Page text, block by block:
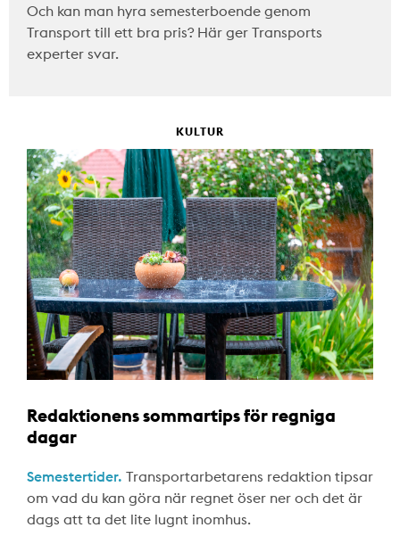
Och kan man hyra semesterboende genom
Transport till ett bra pris? Här ger Transports
experter svar.
KULTUR
Redaktionens sommartips för regniga
dagar
Semestertider. Transportarbetarens redaktion tipsar
om vad du kan göra när regnet öser ner och det är
dags att ta det lite lugnt inomhus.